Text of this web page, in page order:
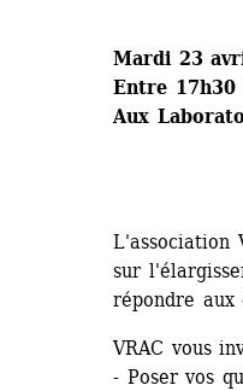
Mardi 23
Entre 17h30
Aux
L'association
sur
répondre
VRAC vous
- Poser vos